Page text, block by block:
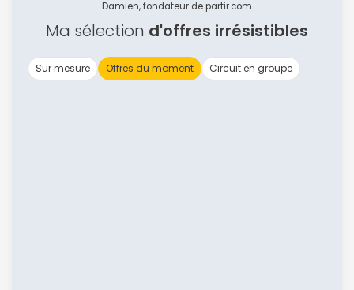
Damien, fondateur de partir.com
Ma sélection d'offres irrésistibles
Sur mesure Offres du moment Circuit en groupe